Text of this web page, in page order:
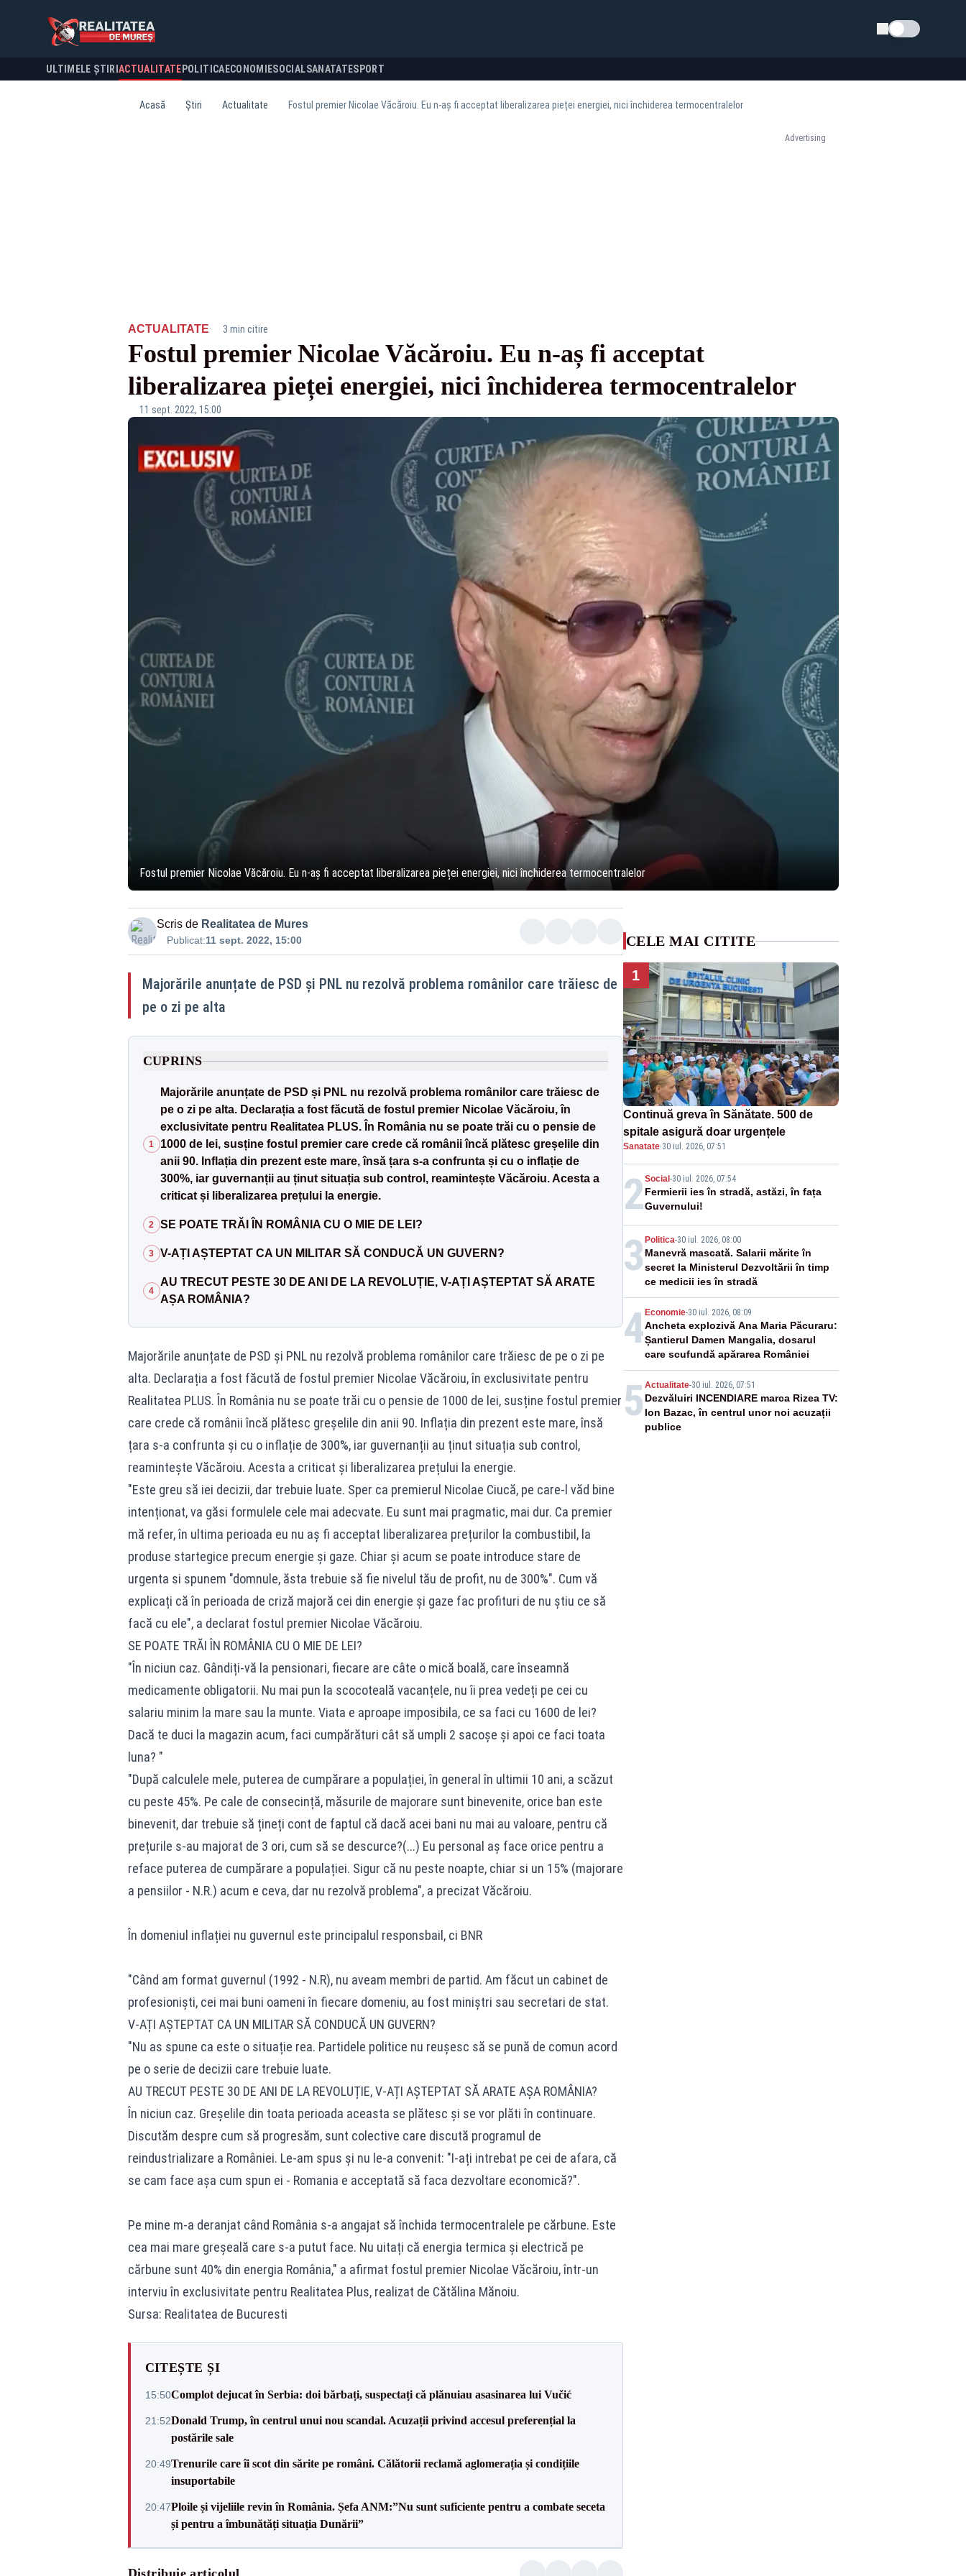
Schimba tema
ULTIMELE ȘTIRI ACTUALITATE POLITICA ECONOMIESOCIALSANATATESPORT
Acasă Știri Actualitate Fostul premier Nicolae Văcăroiu. Eu n-aș fi acceptat liberalizarea pieței energiei, nici închiderea termocentralelor
Advertising
ACTUALITATE· 3 min citire
Fostul premier Nicolae Văcăroiu. Eu n-aș fi acceptat
liberalizarea pieței energiei, nici închiderea termocentralelor
11 sept. 2022, 15:00
Fostul premier Nicolae Văcăroiu. Eu n-aș fi acceptat liberalizarea pieței energiei, nici închiderea termocentralelor
Scris de Realitatea de Mures
Publicat:11 sept. 2022, 15:00
Majorările anunțate de PSD și PNL nu rezolvă problema românilor care trăiesc de
pe o zi pe alta
CUPRINS
1
Majorările anunțate de PSD și PNL nu rezolvă problema românilor care trăiesc de
pe o zi pe alta. Declarația a fost făcută de fostul premier Nicolae Văcăroiu, în
exclusivitate pentru Realitatea PLUS. În România nu se poate trăi cu o pensie de
1000 de lei, susține fostul premier care crede că românii încă plătesc greșelile din
anii 90. Inflația din prezent este mare, însă țara s-a confrunta și cu o inflație de
300%, iar guvernanții au ținut situația sub control, reamintește Văcăroiu. Acesta a
criticat și liberalizarea prețului la energie.
2 SE POATE TRĂI ÎN ROMÂNIA CU O MIE DE LEI?
3 V-AȚI AȘTEPTAT CA UN MILITAR SĂ CONDUCĂ UN GUVERN?
4
AU TRECUT PESTE 30 DE ANI DE LA REVOLUȚIE, V-AȚI AȘTEPTAT SĂ ARATE
AȘA ROMÂNIA?
Majorările anunțate de PSD și PNL nu rezolvă problema românilor care trăiesc de pe o zi pe
alta. Declarația a fost făcută de fostul premier Nicolae Văcăroiu, în exclusivitate pentru
Realitatea PLUS. În România nu se poate trăi cu o pensie de 1000 de lei, susține fostul premier
care crede că românii încă plătesc greșelile din anii 90. Inflația din prezent este mare, însă
țara s-a confrunta și cu o inflație de 300%, iar guvernanții au ținut situația sub control,
reamintește Văcăroiu. Acesta a criticat și liberalizarea prețului la energie.
"Este greu să iei decizii, dar trebuie luate. Sper ca premierul Nicolae Ciucă, pe care-l văd bine
intenționat, va găsi formulele cele mai adecvate. Eu sunt mai pragmatic, mai dur. Ca premier
mă refer, în ultima perioada eu nu aș fi acceptat liberalizarea prețurilor la combustibil, la
produse startegice precum energie și gaze. Chiar și acum se poate introduce stare de
urgenta si spunem "domnule, ăsta trebuie să fie nivelul tău de profit, nu de 300%". Cum vă
explicați că în perioada de criză majoră cei din energie și gaze fac profituri de nu știu ce să
facă cu ele", a declarat fostul premier Nicolae Văcăroiu.
SE POATE TRĂI ÎN ROMÂNIA CU O MIE DE LEI?
"În niciun caz. Gândiți-vă la pensionari, fiecare are câte o mică boală, care înseamnă
medicamente obligatorii. Nu mai pun la scocoteală vacanțele, nu îi prea vedeți pe cei cu
salariu minim la mare sau la munte. Viata e aproape imposibila, ce sa faci cu 1600 de lei?
Dacă te duci la magazin acum, faci cumpărături cât să umpli 2 sacoșe și apoi ce faci toata
luna? "
"După calculele mele, puterea de cumpărare a populației, în general în ultimii 10 ani, a scăzut
cu peste 45%. Pe cale de consecință, măsurile de majorare sunt binevenite, orice ban este
binevenit, dar trebuie să țineți cont de faptul că dacă acei bani nu mai au valoare, pentru că
prețurile s-au majorat de 3 ori, cum să se descurce?(...) Eu personal aș face orice pentru a
reface puterea de cumpărare a populației. Sigur că nu peste noapte, chiar si un 15% (majorare
a pensiilor - N.R.) acum e ceva, dar nu rezolvă problema", a precizat Văcăroiu.
În domeniul inflației nu guvernul este principalul responsbail, ci BNR
"Când am format guvernul (1992 - N.R), nu aveam membri de partid. Am făcut un cabinet de
profesioniști, cei mai buni oameni în fiecare domeniu, au fost miniștri sau secretari de stat.
V-AȚI AȘTEPTAT CA UN MILITAR SĂ CONDUCĂ UN GUVERN?
"Nu as spune ca este o situație rea. Partidele politice nu reușesc să se pună de comun acord
pe o serie de decizii care trebuie luate.
AU TRECUT PESTE 30 DE ANI DE LA REVOLUȚIE, V-AȚI AȘTEPTAT SĂ ARATE AȘA ROMÂNIA?
În niciun caz. Greșelile din toata perioada aceasta se plătesc și se vor plăti în continuare.
Discutăm despre cum să progresăm, sunt colective care discută programul de
reindustrializare a României. Le-am spus și nu le-a convenit: "I-ați intrebat pe cei de afara, că
se cam face așa cum spun ei - Romania e acceptată să faca dezvoltare economică?".
Pe mine m-a deranjat când România s-a angajat să închida termocentralele pe cărbune. Este
cea mai mare greșeală care s-a putut face. Nu uitați că energia termica și electrică pe
cărbune sunt 40% din energia România," a afirmat fostul premier Nicolae Văcăroiu, într-un
interviu în exclusivitate pentru Realitatea Plus, realizat de Cătălina Mănoiu.
Sursa: Realitatea de Bucuresti
CITEȘTE ȘI
15:50Complot dejucat în Serbia: doi bărbați, suspectați că plănuiau asasinarea lui Vučić
21:52Donald Trump, în centrul unui nou scandal. Acuzații privind accesul preferențial la
postările sale
20:49Trenurile care îi scot din sărite pe români. Călătorii reclamă aglomerația și condițiile
insuportabile
20:47Ploile și vijeliile revin în România. Șefa ANM:”Nu sunt suficiente pentru a combate seceta
și pentru a îmbunătăți situația Dunării”
Distribuie articolul
CELE MAI CITITE
1
Continuă greva în Sănătate. 500 de
spitale asigură doar urgențele
Sanatate·30 iul. 2026, 07:51
2Social -30 iul. 2026, 07:54
Fermierii ies în stradă, astăzi, în fața
Guvernului!
3 Politica-30 iul. 2026, 08:00
Manevră mascată. Salarii mărite în
secret la Ministerul Dezvoltării în timp
ce medicii ies în stradă
4 Economie-30 iul. 2026, 08:09
Ancheta explozivă Ana Maria Păcuraru:
Șantierul Damen Mangalia, dosarul
care scufundă apărarea României
5 Actualitate-30 iul. 2026, 07:51
Dezvăluiri INCENDIARE marca Rizea TV:
Ion Bazac, în centrul unor noi acuzații
publice